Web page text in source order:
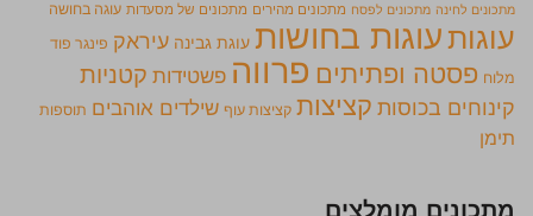
מתכונים לחינה מתכונים לפסח מתכונים מהירים מתכונים של מסעדות עוגה בחושה
עוגותעוגות בחושות עוגת גבינה עיראק פינגר פוד
מלוח פסטה ופתיתים פרווה פשטידות קטניות
קינוחים בכוסות קציצות קציצות עוף שילדים אוהבים תוספות
תימן
מתכונים מומלצים